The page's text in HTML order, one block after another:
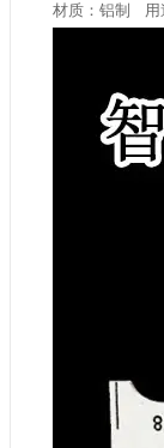
材质：铝制 用